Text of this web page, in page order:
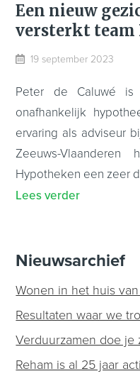
Een nieuw
versterkt team
19 september 2023
Peter de Caluwé
onafhankelijk
ervaring als adviseur
Zeeuws-
Hypotheken een zeer
Lees verder
Nieuwsarchief
Wonen in het huis
Resultaten waar we
Verduurzamen doe je
Reham is al 25 jaar